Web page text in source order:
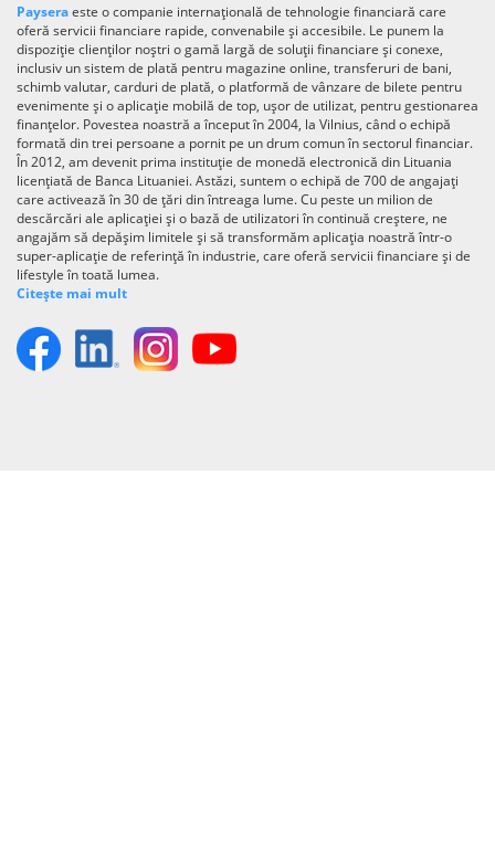
Payseraeste o companie internațională de tehnologie financiară care
oferă servicii financiare rapide, convenabile și accesibile. Le punem la
dispoziție clienților noștri o gamă largă de soluții financiare și conexe,
inclusiv un sistem de plată pentru magazine online, transferuri de bani,
schimb valutar, carduri de plată, o platformă de vânzare de bilete pentru
evenimente și o aplicație mobilă de top, ușor de utilizat, pentru gestionarea
finanțelor. Povestea noastră a început în 2004, la Vilnius, când o echipă
formată din trei persoane a pornit pe un drum comun în sectorul financiar.
În 2012, am devenit prima instituție de monedă electronică din Lituania
licențiată de Banca Lituaniei. Astăzi, suntem o echipă de 700 de angajați
care activează în 30 de țări din întreaga lume. Cu peste un milion de
descărcări ale aplicației și o bază de utilizatori în continuă creștere, ne
angajăm să depășim limitele și să transformăm aplicația noastră într-o
super-aplicație de referință în industrie, care oferă servicii financiare și de
lifestyle în toată lumea.
Citește mai mult